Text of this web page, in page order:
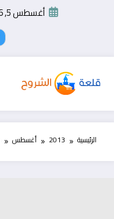
أغسطس 5, 2026
الرئيسية 2013 أغسطس